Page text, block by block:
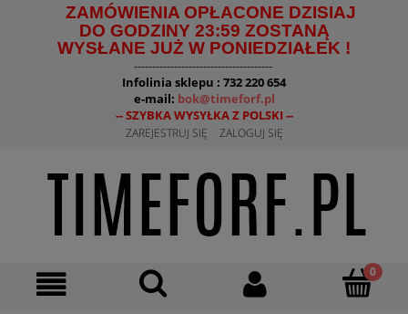
ZAMÓWIENIA OPŁACONE DZISIAJ
DO GODZINY 23:59 ZOSTANĄ
WYSŁANE JUŻ W PONIEDZIAŁEK !
--------------------------------------
Infolinia sklepu : 732 220 654
e-mail: bok@timeforf.pl
-- SZYBKA WYSYŁKA Z POLSKI --
ZAREJESTRUJ SIĘ ZALOGUJ SIĘ